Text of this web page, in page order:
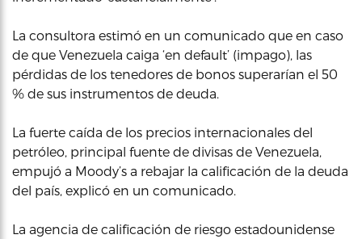
La consultora estimó en un comunicado que en caso
de que Venezuela caiga ‘en default’ (impago), las
pérdidas de los tenedores de bonos superarían el 50
% de sus instrumentos de deuda.
La fuerte caída de los precios internacionales del
petróleo, principal fuente de divisas de Venezuela,
empujó a Moody’s a rebajar la calificación de la deuda
del país, explicó en un comunicado.
La agencia de calificación de riesgo estadounidense